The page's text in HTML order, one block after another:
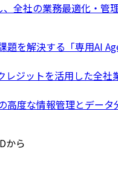
、全社の業務最適化・管
題を解決する「専用AI
レジットを活用した全社
高度な情報管理とデータ
から